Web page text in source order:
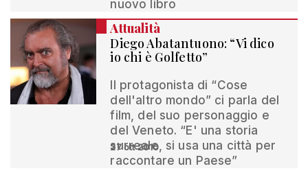
nuovo libro
Attualità
Diego Abatantuono: “Vi dico
io chi è Golfetto”
Il protagonista di “Cose
dell'altro mondo” ci parla del
film, del suo personaggio e
del Veneto. “E' una storia
surreale, si usa una città per
raccontare un Paese”
27 ott 2010